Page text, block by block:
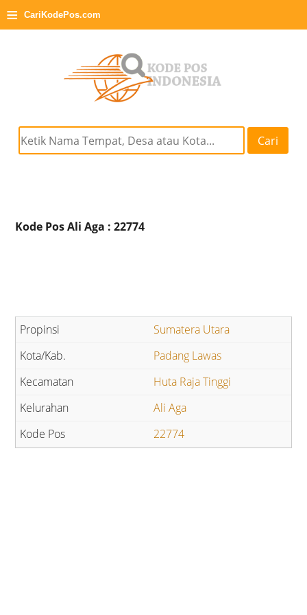
≡ CariKodePos.com
Cari
Kode Pos Ali Aga : 22774
Sumatera Utara
Padang Lawas
Huta Raja Tinggi
Ali Aga
22774